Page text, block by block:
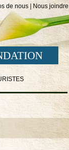
de nous Nous joindre